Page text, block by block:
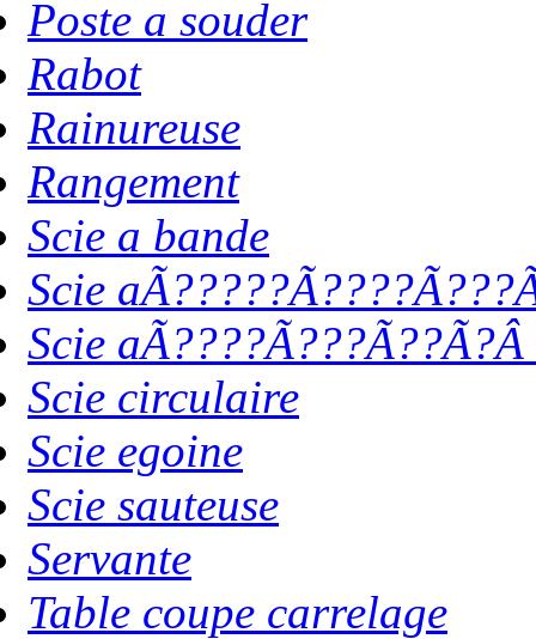
Poste a souder
Rabot
Rainureuse
Rangement
Scie a bande
Scie
Scie
Scie circulaire
Scie egoine
Scie sauteuse
Servante
Table coupe carrelage